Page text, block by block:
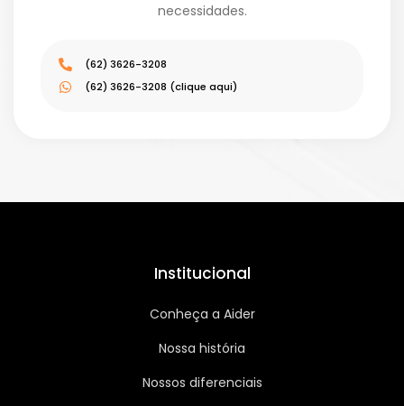
necessidades.
(62) 3626-3208
(62) 3626-3208 (clique aqui)
Institucional
Conheça a Aider
Nossa história
Nossos diferenciais